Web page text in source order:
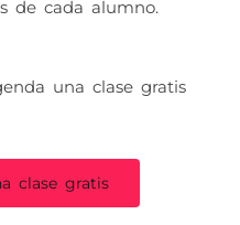
de cada alumno.
una clase gratis
clase gratis